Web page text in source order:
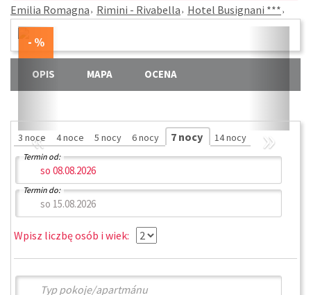
Emilia Romagna Rimini - Rivabella Hotel Busignani ***
« »
OPIS MAPA OCENA
3 noce 4 noce 5 nocy 6 nocy 7 nocy 14 nocy
Termin od:
Termin do:
Wpisz liczbę osób i wiek: